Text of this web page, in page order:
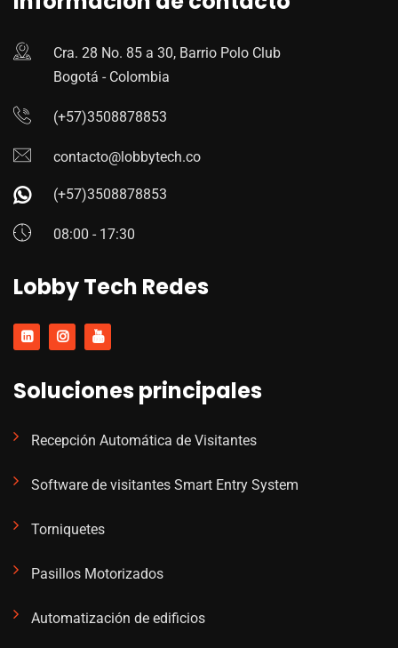
Cra. 28 No. 85 a 30, Barrio Polo Club
Bogotá - Colombia
(+57)3508878853
contacto@lobbytech.co
(+57)3508878853
08:00 - 17:30
Lobby Tech Redes
Soluciones principales
Recepción Automática de Visitantes
Software de visitantes Smart Entry System
Torniquetes
Pasillos Motorizados
Automatización de edificios